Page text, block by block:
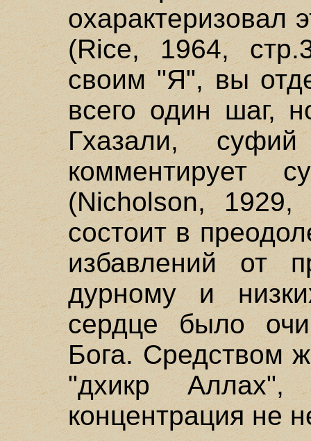
охарактеризовал
(Rice, 1964,
своим "Я", вы
всего один шаг,
Гхазали,
комментирует
(Nicholson, 1929,
состоит в
избавлений от
дурному и
сердце было
Бога. Средством
"дхикр
концентрация не